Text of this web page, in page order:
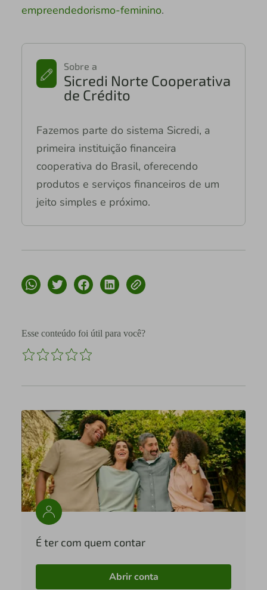
empreendedorismo-feminino.
Sobre a
Sicredi Norte Cooperativa
de Crédito
Fazemos parte do sistema Sicredi, a
primeira instituição financeira
cooperativa do Brasil, oferecendo
produtos e serviços financeiros de um
jeito simples e próximo.
Esse conteúdo foi útil para você?
É ter com quem contar
Abrir conta